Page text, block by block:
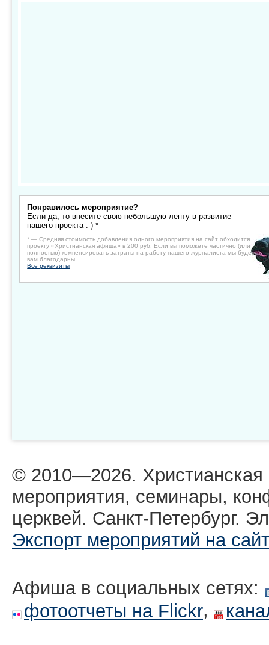
Понравилось мероприятие?
Если да, то внесите свою небольшую лепту в развитие
нашего проекта :-) *
* — Средняя стоимость добавления одного мероприятия на сайт обходится
проекту «Христианская афиша» в 200 руб. Если вы поможете частично (или
полностью) компенсировать затраты на работу нашего журналиста мы будем
вам благодарны.
Все реквизиты
© 2010—2026.
мероприятия, семинары,
церквей. Санкт-Петербург.
Экспорт мероприятий на сайт
Афиша в социальных сетях:
фотоотчеты на Flickr,